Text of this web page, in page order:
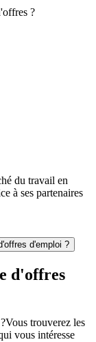
?
du travail en
à ses partenaires
d'emploi ?
d'offres
Vous trouverez les
vous intéresse